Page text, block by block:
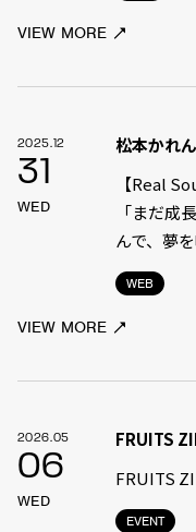
VIEW MORE
2025.12
31
WED
WEB
松本かれ
【Real
「まだ成
んで、夢
VIEW MORE
2026.05
06
WED
EVENT
FRUITS
FRUITS